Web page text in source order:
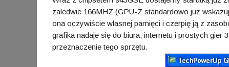
zaledwie 166MHZ (GPU-Z standardowo już
ona oczywiście własnej pamięci i czerpię ją z
grafika nadaje się do biura, internetu i prostych gier
przeznaczenie tego sprzętu.